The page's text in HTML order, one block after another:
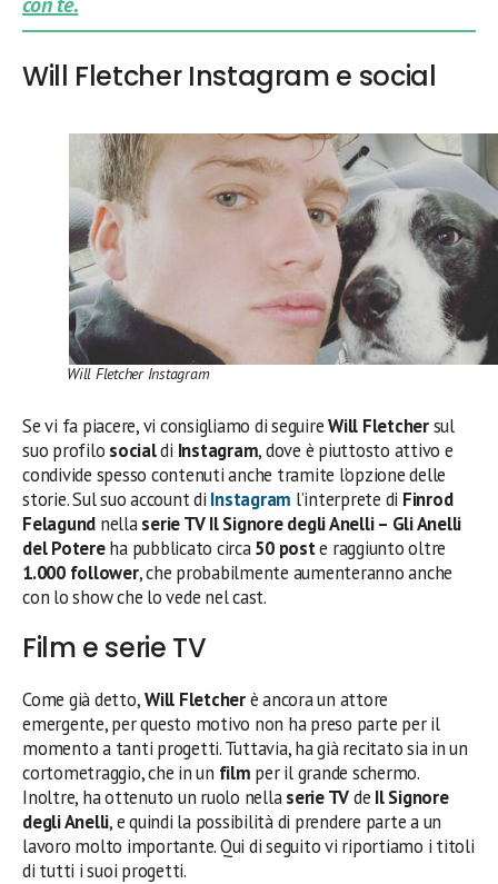
Will Fletcher Instagram e social
Will Fletcher Instagram
Se vi fa piacere, vi consigliamo di seguireWill Fletchersul
suo profilo socialdi Instagram, dove è piuttosto attivo e
condivide spesso contenuti anche tramite l’opzione delle
storie. Sul suo account di Instagram l’interprete di Finrod
Felagund nellaserie TV Il Signore degli Anelli – Gli Anelli
del Potereha pubblicato circa50 poste raggiunto oltre
1.000 follower, che probabilmente aumenteranno anche
con lo show che lo vede nel cast.
Film e serie TV
Come già detto,Will Fletcherè ancora un attore
emergente, per questo motivo non ha preso parte per il
momento a tanti progetti. Tuttavia, ha già recitato sia in un
cortometraggio, che in un film per il grande schermo.
Inoltre, ha ottenuto un ruolo nellaserie TVde Il Signore
degli Anelli, e quindi la possibilità di prendere parte a un
lavoro molto importante. Qui di seguito vi riportiamo i titoli
di tutti i suoi progetti.